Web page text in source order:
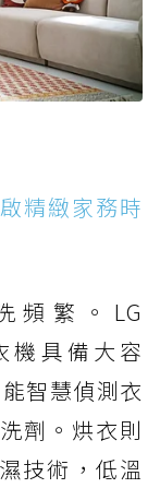
精緻家務時
頻繁。LG
機具備大容
智慧偵測衣
劑。烘衣則
技術，低溫